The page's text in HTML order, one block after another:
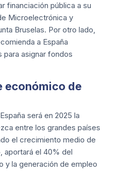
financiación pública a su
Microelectrónica y
Bruselas. Por otro lado,
a España
para asignar fondos
económico de
será en 2025 la
entre los grandes países
el crecimiento medio de
aportará el 40% del
y la generación de empleo